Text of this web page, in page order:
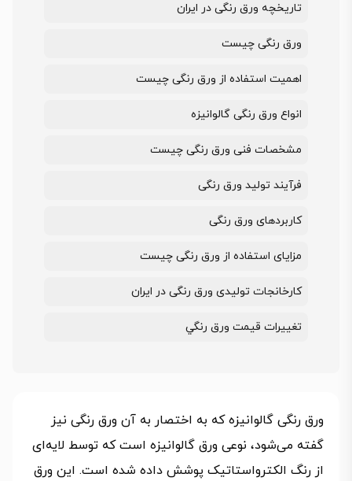
تاریخچه ورق رنگی در ایران
ورق رنگی چیست
اهمیت استفاده از ورق رنگی چیست
انواع ورق رنگی گالوانیزه
مشخصات فنی ورق رنگی چیست
فرآیند تولید ورق رنگی
کاربردهای ورق رنگی
مزایای استفاده از ورق رنگی چیست
کارخانجات تولیدی ورق رنگی در ایران
تغییرات قیمت ورق رنگي
ورق رنگی گالوانیزه که به اختصار به آن ورق رنگی نیز
گفته می‌شود، نوعی ورق گالوانیزه است که توسط لایه‌ای
از رنگ الکترواستاتیک پوشش داده شده است. این ورق